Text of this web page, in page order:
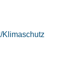
Klimaschutz